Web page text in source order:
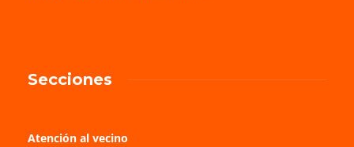
Secciones
Atención al vecino